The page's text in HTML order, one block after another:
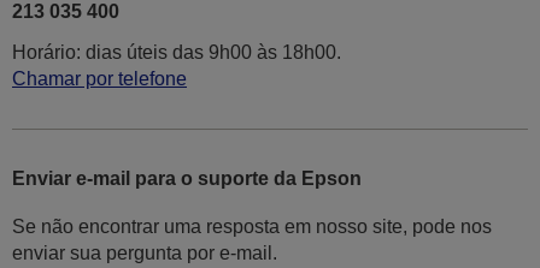
213 035 400
Horário: dias úteis das 9h00 às 18h00.
Chamar por telefone
Enviar e-mail para o suporte da Epson
Se não encontrar uma resposta em nosso site, pode nos
enviar sua pergunta por e-mail.